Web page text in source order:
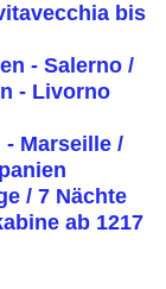
bis
- Salerno /
- Livorno
Marseille /
/ 7 Nächte
ab 1217